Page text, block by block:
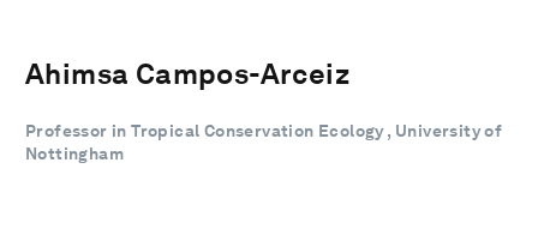
Ahimsa Campos-Arceiz
Professor in Tropical Conservation Ecology , University of
Nottingham